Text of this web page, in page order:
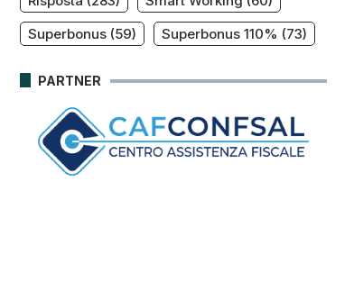
Superbonus(59) Superbonus 110% (73)
PARTNER